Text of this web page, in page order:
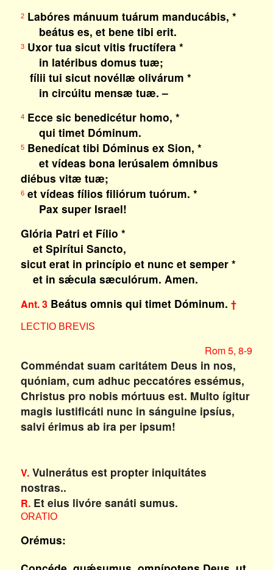
2Labóres mánuum tuárum manducábis, *
beátus es, et bene tibi erit.
3Uxor tua sicut vitis fructífera *
in latéribus domus tuæ;
fílii tui sicut novéllæ olivárum *
in circúitu mensæ tuæ. –
4Ecce sic benedicétur homo, *
qui timet Dóminum.
5Benedícat tibi Dóminus ex Sion, *
et vídeas bona Ierúsalem ómnibus
diébus vitæ tuæ;
6et vídeas fílios filiórum tuórum. *
Pax super Israel!
Glória Patri et Fílio *
et Spirítui Sancto,
sicut erat in princípio et nunc et semper *
et in sǽcula sæculórum. Amen.
Ant. 3Beátus omnis qui timet Dóminum. †
LECTIO BREVIS
Rom 5, 8-9
Comméndat suam caritátem Deus in nos,
quóniam, cum adhuc peccatóres essémus,
Christus pro nobis mórtuus est. Multo ígitur
magis iustificáti nunc in sánguine ipsíus,
salvi érimus ab ira per ipsum!
V.Vulnerátus est propter iniquitátes
nostras..
R.Et eius livóre sanáti sumus.
ORATIO
Orémus: